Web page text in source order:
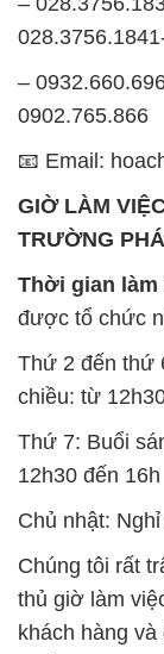
📧 Email:
TRƯỜNG
được tổ chức
Thứ 2 đến thứ
chiều: từ
Thứ 7: Buổi
12h30 đến 16h
Chủ nhật:
thủ giờ làm
khách hàng và
nhất của nhân
BẢN ĐỒ MAP
TRƯỜNG
ĐỊA CHỈ: